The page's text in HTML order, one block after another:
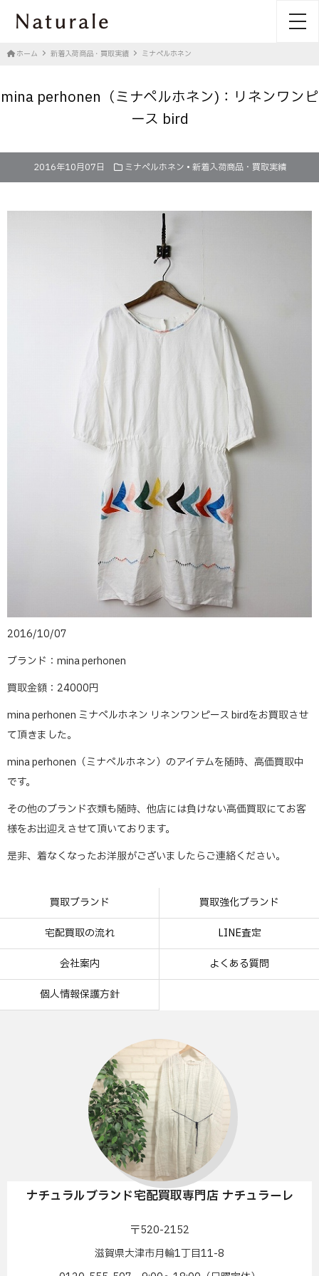
ホーム 新着入荷商品・買取実績 ミナペルホネン
mina perhonen（ミナペルホネン)：リネンワンピ
ース bird
2016年10月07日 ミナペルホネン • 新着入荷商品・買取実績
2016/10/07
ブランド：mina perhonen
買取金額：24000円
mina perhonen ミナペルホネン リネンワンピース birdをお買取させ
て頂きました。
mina perhonen（ミナペルホネン）のアイテムを随時、高価買取中
です。
その他のブランド衣類も随時、他店には負けない高価買取にてお客
様をお出迎えさせて頂いております。
是非、着なくなったお洋服がございましたらご連絡ください。
買取ブランド 買取強化ブランド
宅配買取の流れ LINE査定
会社案内 よくある質問
個人情報保護方針
ナチュラルブランド宅配買取専門店 ナチュラーレ
〒520-2152
滋賀県大津市月輪1丁目11-8